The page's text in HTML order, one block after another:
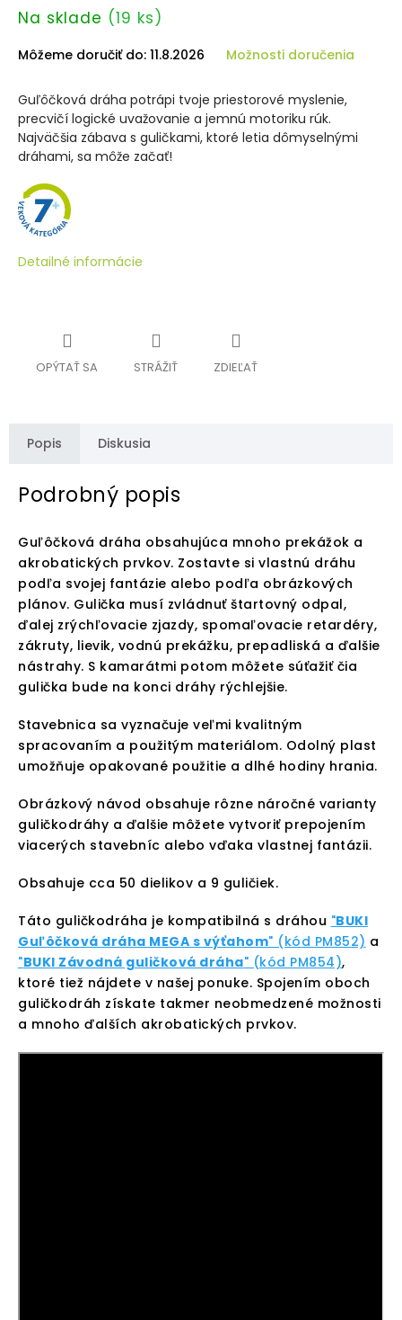
Na sklade (19 ks)
Môžeme doručiť do: 11.8.2026 Možnosti doručenia
Guľôčková dráha potrápi tvoje priestorové myslenie,
precvičí logické uvažovanie a jemnú motoriku rúk.
Najväčšia zábava s guličkami, ktoré letia dômyselnými
dráhami, sa môže začať!
Detailné informácie
OPÝTAŤ SA STRÁŽIŤ ZDIEĽAŤ
Popis Diskusia
Podrobný popis
Guľôčková dráha obsahujúca mnoho prekážok a
akrobatických prvkov. Zostavte si vlastnú dráhu
podľa svojej fantázie alebo podľa obrázkových
plánov. Gulička musí zvládnuť štartovný odpal,
ďalej zrýchľovacie zjazdy, spomaľovacie retardéry,
zákruty, lievik, vodnú prekážku, prepadliská a ďalšie
nástrahy. S kamarátmi potom môžete súťažiť čia
gulička bude na konci dráhy rýchlejšie.
Stavebnica sa vyznačuje veľmi kvalitným
spracovaním a použitým materiálom. Odolný plast
umožňuje opakované použitie a dlhé hodiny hrania.
Obrázkový návod obsahuje rôzne náročné varianty
guličkodráhy a ďalšie môžete vytvoriť prepojením
viacerých stavebníc alebo vďaka vlastnej fantázii.
Obsahuje cca 50 dielikov a 9 guličiek.
Táto guličkodráha je kompatibilná s dráhou "BUKI
Guľôčková dráha MEGA s výťahom" (kód PM852) a
"BUKI Závodná guličková dráha" (kód PM854),
ktoré tiež nájdete v našej ponuke. Spojením oboch
guličkodráh získate takmer neobmedzené možnosti
a mnoho ďalších akrobatických prvkov.